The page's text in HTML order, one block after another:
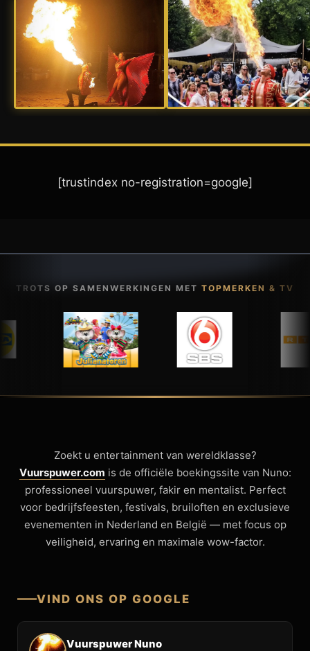
[trustindex no-registration=google]
TROTS OP SAMENWERKINGEN MET TOPMERKEN & TV
Zoekt u entertainment van wereldklasse?
Vuurspuwer.com is de officiële boekingssite van Nuno:
professioneel vuurspuwer, fakir en mentalist. Perfect
voor bedrijfsfeesten, festivals, bruiloften en exclusieve
evenementen in Nederland en België — met focus op
veiligheid, ervaring en maximale wow-factor.
VIND ONS OP GOOGLE
Vuurspuwer Nuno